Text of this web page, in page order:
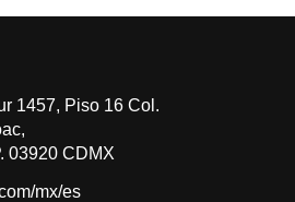
1457, Piso 16 Col.
03920 CDMX
mx/es